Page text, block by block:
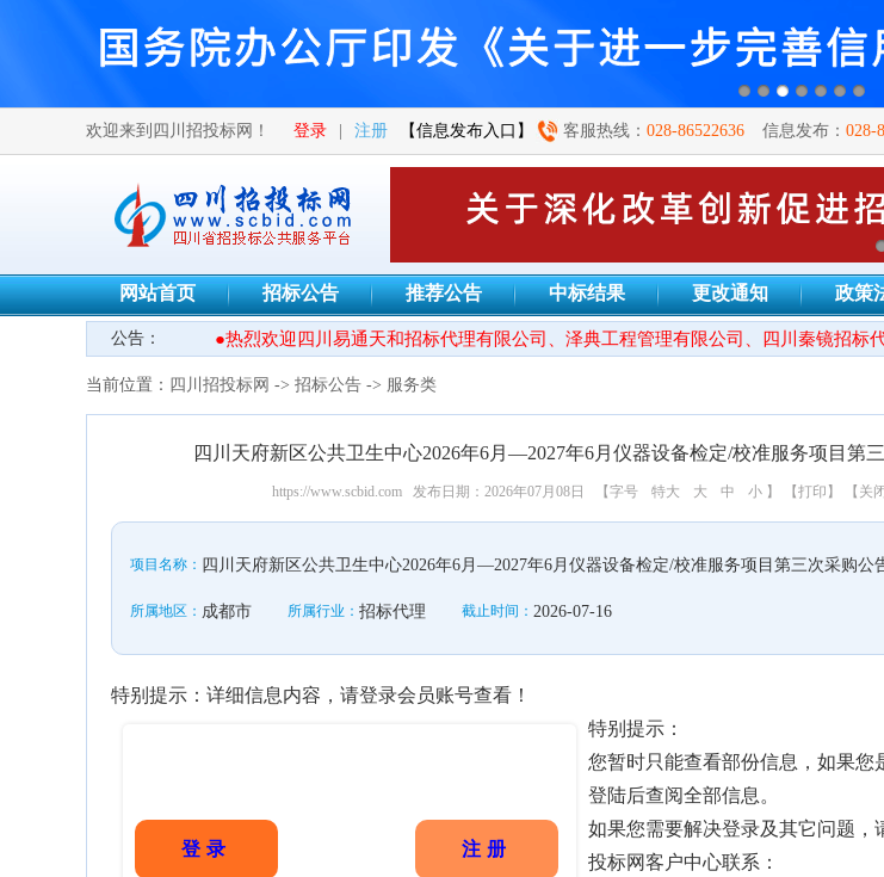
欢迎来到四川招投标网！ 登录 注册 【信息发布入口】 客服热线： 028-86522636 信息发布： 028-
网站首页 招标公告 推荐公告 中标结果 更改通知 政策
公告： ●热烈欢迎四川易通天和招标代理有限公司、泽典工程管理有限公司、四川秦镜招标
当前位置： 四川招投标网 -> 招标公告 -> 服务类
四川天府新区公共卫生中心2026年6月—2027年6月仪器设备检定/校准服务项目第
https://www.scbid.com 发布日期：2026年07月08日 【字号 特大 大 中 小 】 【打印】 【关
项目名称： 四川天府新区公共卫生中心2026年6月—2027年6月仪器设备检定/校准服务项目第三次采购公
所属地区： 成都市 所属行业： 招标代理 截止时间： 2026-07-16
特别提示：详细信息内容，请登录会员账号查看！
登录 注册
特别提示：
您暂时只能查看部份信息，如果您
登陆后查阅全部信息。
如果您需要解决登录及其它问题，
投标网客户中心联系：